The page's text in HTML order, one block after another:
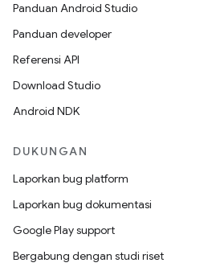
Panduan Android Studio
Panduan developer
Referensi API
Download Studio
Android NDK
DUKUNGAN
Laporkan bug platform
Laporkan bug dokumentasi
Google Play support
Bergabung dengan studi riset